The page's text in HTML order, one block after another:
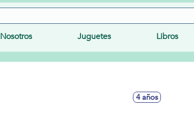
Nosotros Juguetes Libros
4 años